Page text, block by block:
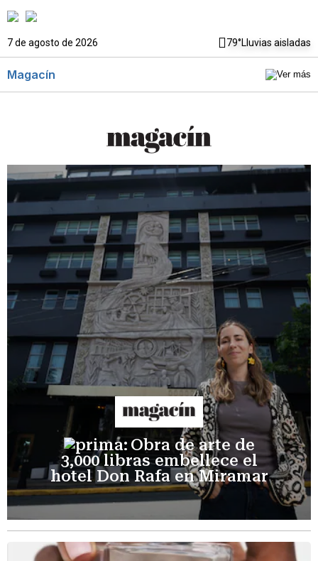
7 de agosto de 2026 79°Lluvias aisladas
Magacín
Obra de arte de
3,000 libras embellece el
hotel Don Rafa en Miramar